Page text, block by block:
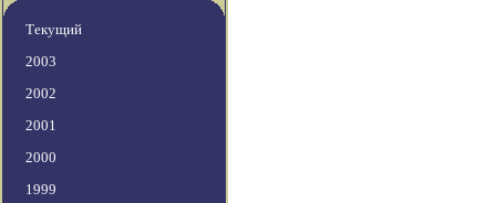
Текущий
2003
2002
2001
2000
1999